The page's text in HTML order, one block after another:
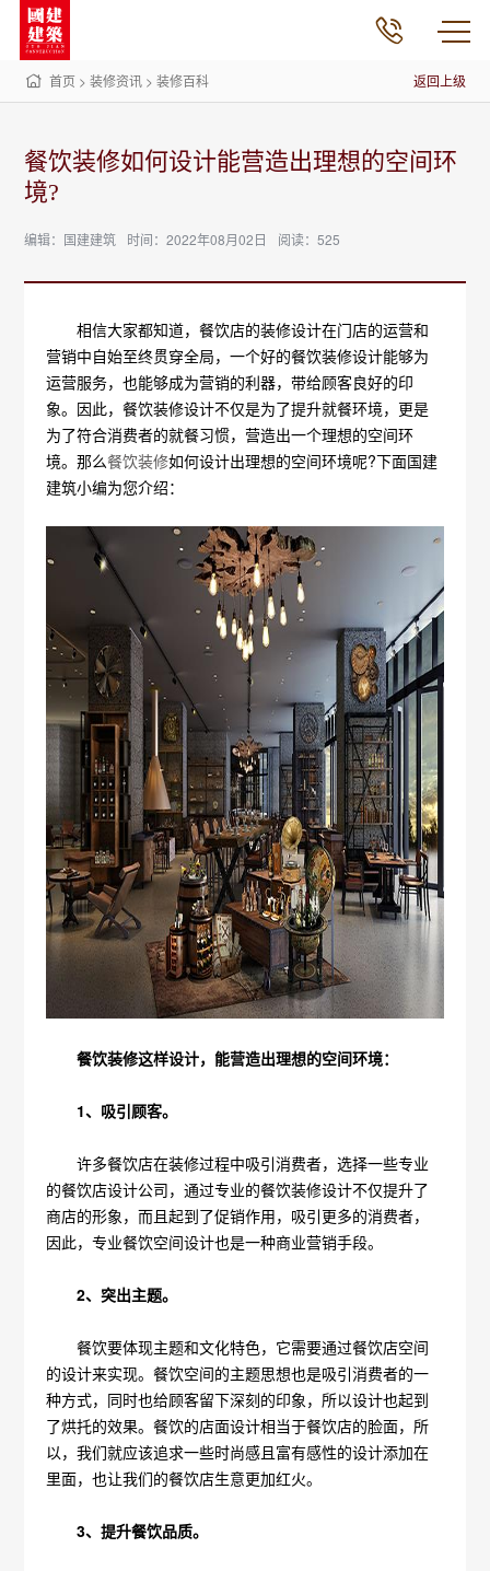
首页 >装修资讯 >装修百科 返回上级
餐饮装修如何设计能营造出理想的空间环
境?
编辑：国建建筑 时间：2022年08月02日 阅读：525
相信大家都知道，餐饮店的装修设计在门店的运营和
营销中自始至终贯穿全局，一个好的餐饮装修设计能够为
运营服务，也能够成为营销的利器，带给顾客良好的印
象。因此，餐饮装修设计不仅是为了提升就餐环境，更是
为了符合消费者的就餐习惯，营造出一个理想的空间环
境。那么餐饮装修如何设计出理想的空间环境呢?下面国建
建筑小编为您介绍：
餐饮装修这样设计，能营造出理想的空间环境：
1、吸引顾客。
许多餐饮店在装修过程中吸引消费者，选择一些专业
的餐饮店设计公司，通过专业的餐饮装修设计不仅提升了
商店的形象，而且起到了促销作用，吸引更多的消费者，
因此，专业餐饮空间设计也是一种商业营销手段。
2、突出主题。
餐饮要体现主题和文化特色，它需要通过餐饮店空间
的设计来实现。餐饮空间的主题思想也是吸引消费者的一
种方式，同时也给顾客留下深刻的印象，所以设计也起到
了烘托的效果。餐饮的店面设计相当于餐饮店的脸面，所
以，我们就应该追求一些时尚感且富有感性的设计添加在
里面，也让我们的餐饮店生意更加红火。
3、提升餐饮品质。